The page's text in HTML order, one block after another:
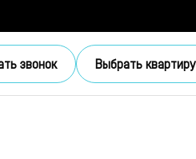
звонок Выбрать квартиру